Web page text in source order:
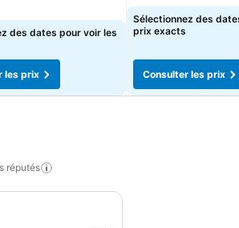
des dates pour voir les
les prix
Sélectionnez des
prix exacts
Consulter les prix
réputés